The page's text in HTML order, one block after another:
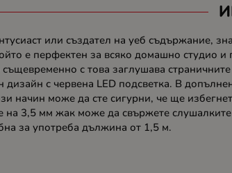
или създател на уеб съдържание,
е перфектен за всяко домашно студио
същевременно с това заглушава
дизайн с червена LED подсветка. В
начин може да сте сигурни, че ще
на 3,5 мм жак може да свържете
за употреба дължина от 1,5 м.